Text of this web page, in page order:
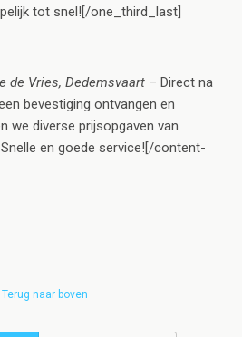
tot snel![/one_third_last]
de Vries, Dedemsvaart – Direct na
bevestiging ontvangen en
we diverse prijsopgaven van
en goede service![/content-
Terug naar boven